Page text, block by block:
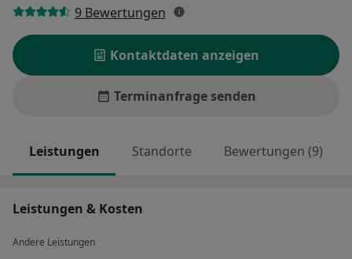
9 Bewertungen
Kontaktdaten anzeigen
Terminanfrage senden
Leistungen Standorte Bewertungen (9)
Leistungen & Kosten
Andere Leistungen